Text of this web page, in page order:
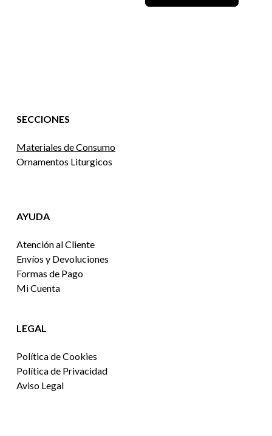
SECCIONES
Materiales de Consumo
Ornamentos Liturgicos
AYUDA
Atención al Cliente
Envíos y Devoluciones
Formas de Pago
Mi Cuenta
LEGAL
Política de Cookies
Política de Privacidad
Aviso Legal